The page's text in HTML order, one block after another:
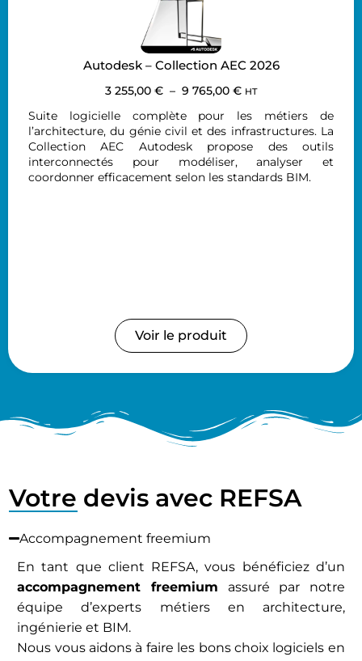
Autodesk – Collection AEC 2026
3 255,00 € – 9 765,00 € HT
Suite logicielle complète pour les métiers de
l’architecture, du génie civil et des infrastructures. La
Collection AEC Autodesk propose des outils
interconnectés pour modéliser, analyser et
coordonner efficacement selon les standards BIM.
Voir le produit
Votre devis avec REFSA
Accompagnement freemium
En tant que client REFSA, vous bénéficiez d’un
accompagnement freemium assuré par notre
équipe d’experts métiers en architecture,
ingénierie et BIM.
Nous vous aidons à faire les bons choix logiciels en